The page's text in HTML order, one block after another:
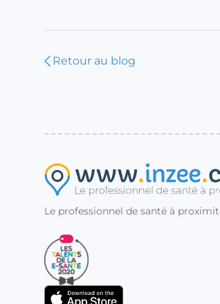
Retour au blog
Le professionnel de santé à